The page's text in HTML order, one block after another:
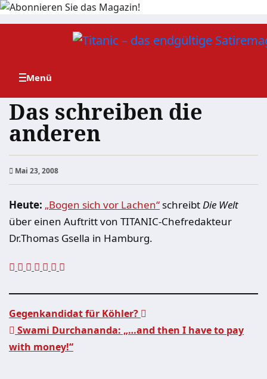
Zum
Das schreiben die
anderen
Mai 23, 2008
Heute: „Bogen sich vor Lachen“ schreibtDie Welt
über einen Auftritt von TITANIC-Chefredakteur
Dr.Thomas Gsella in Hamburg.
Beitragsnavigation
Gegenkandidat für Köhler?
Swami Durchananda: „…and then I have to pay
with money!“